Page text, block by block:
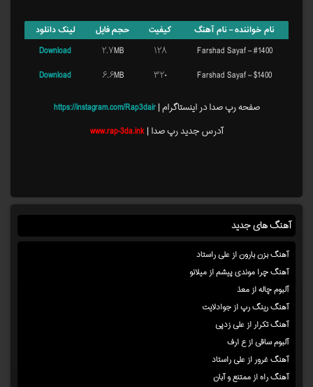
نام خواننده – نام آهنگ کیفیت حجم فایل
لینک دانلود
Farshad Sayaf – #1400
۱۲۸ ۲.۷MB
Download
Farshad Sayaf – $1400
۳۲۰ ۶.۶MB Download
صفحه رپ صدا در اینستاگرام |https://instagram.com/Rap3dair
آدرس جدید رپ صدا |www.rap-3da.ink
آهنگ های جدید
آهنگ بزن بارون از علی راستاد
آهنگ چرا موندی پیشم از میلانو
آلبوم چاله از معذ
آهنگ رینگ رپ از جوادلایت
آهنگ تکرار از علی زدپی
آلبوم ساقی از ع ارف
آهنگ غرور از علی راستاد
آهنگ راه از ممتنع و آبان